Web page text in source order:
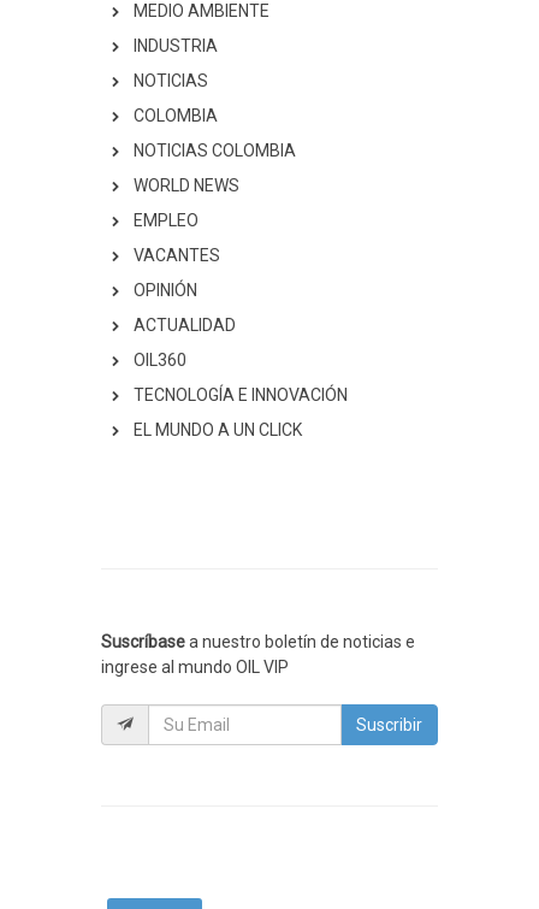
MEDIO AMBIENTE
INDUSTRIA
NOTICIAS
COLOMBIA
NOTICIAS COLOMBIA
WORLD NEWS
EMPLEO
VACANTES
OPINIÓN
ACTUALIDAD
OIL360
TECNOLOGÍA E INNOVACIÓN
EL MUNDO A UN CLICK
Suscríbasea nuestro boletín de noticias e
ingrese al mundo OIL VIP
Suscribir